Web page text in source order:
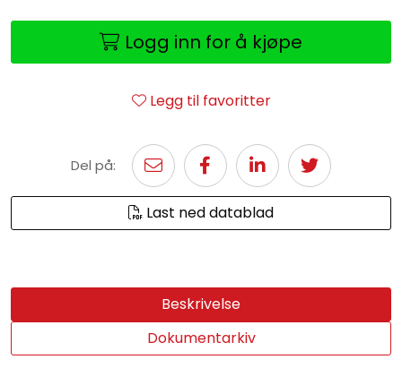
Logg inn for å kjøpe
Legg til favoritter
Del på:
Last ned datablad
Beskrivelse
Dokumentarkiv